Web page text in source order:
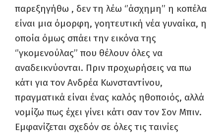
παρεξηγήθω , δεν τη λέω ‘’άσχημη’’ η κοπέλα
είναι μια όμορφη, γοητευτική νέα γυναίκα, η
οποία όμως σπάει την εικόνα της
‘’γκομενούλας’’ που θέλουν όλες να
αναδεικνύονται. Πριν προχωρήσεις να πω
κάτι για τον Ανδρέα Κωνσταντίνου,
πραγματικά είναι ένας καλός ηθοποιός, αλλά
νομίζω πως έχει γίνει κάτι σαν τον Σον Μπιν.
Εμφανίζεται σχεδόν σε όλες τις ταινίες